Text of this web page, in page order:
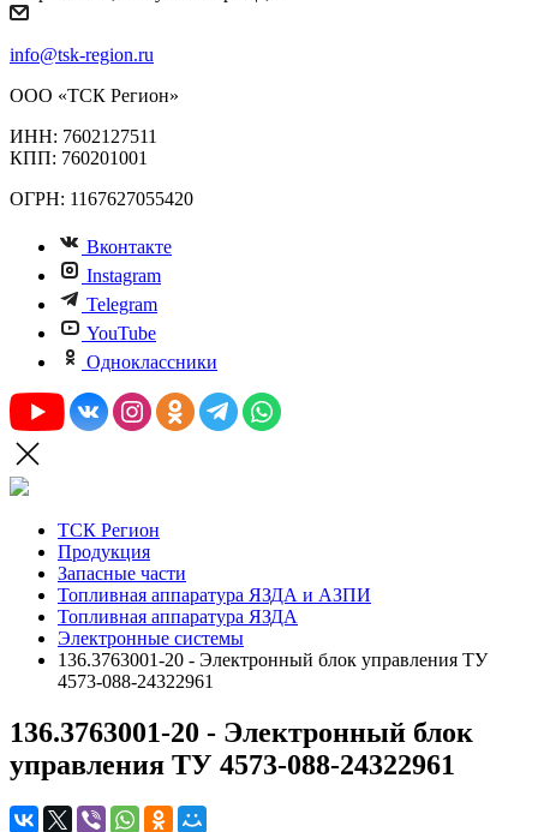
info@tsk-region.ru
ООО «ТСК Регион»
ИНН: 7602127511
КПП: 760201001
ОГРН: 1167627055420
Вконтакте
Instagram
Telegram
YouTube
Одноклассники
ТСК Регион
Продукция
Запасные части
Топливная аппаратура ЯЗДА и АЗПИ
Топливная аппаратура ЯЗДА
Электронные системы
136.3763001-20 - Электронный блок управления ТУ
4573-088-24322961
136.3763001-20 - Электронный блок
управления ТУ 4573-088-24322961